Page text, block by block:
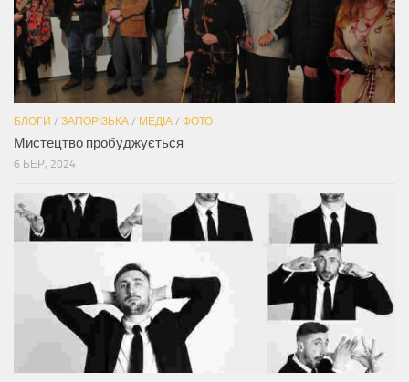
БЛОГИ / ЗАПОРІЗЬКА / МЕДІА / ФОТО
Мистецтво пробуджується
6 БЕР, 2024